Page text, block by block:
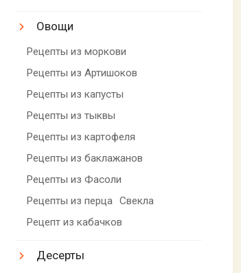
Овощи
Рецепты из моркови
Рецепты из Артишоков
Рецепты из капусты
Рецепты из тыквы
Рецепты из картофеля
Рецепты из баклажанов
Рецепты из Фасоли
Рецепты из перца Свекла
Рецепт из кабачков
Десерты